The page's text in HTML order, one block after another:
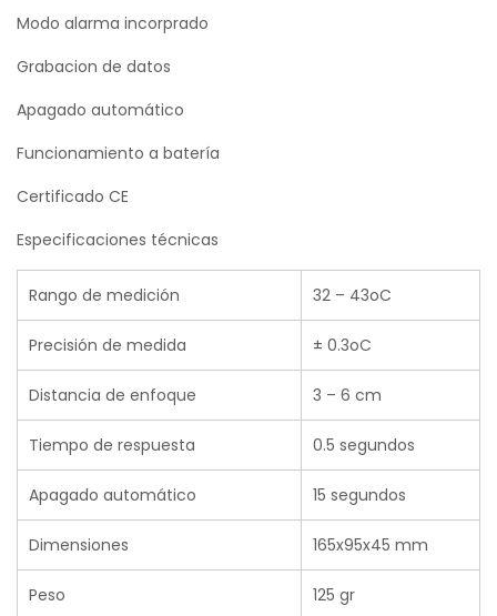
Modo alarma incorprado
Grabacion de datos
Apagado automático
Funcionamiento a batería
Certificado CE
Especificaciones técnicas
Rango de medición 32 – 43oC
Precisión de medida ± 0.3oC
Distancia de enfoque 3 – 6 cm
Tiempo de respuesta 0.5 segundos
Apagado automático 15 segundos
Dimensiones 165x95x45 mm
Peso 125 gr